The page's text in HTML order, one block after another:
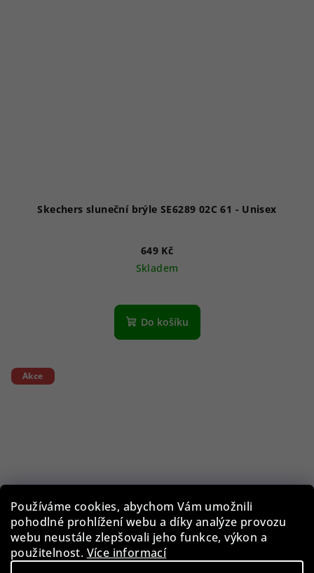
Používáme cookies, abychom Vám umožnili
pohodlné prohlížení webu a díky analýze provozu
webu neustále zlepšovali jeho funkce, výkon a
použitelnost. Více informací
Skechers sluneční brýle SE6289 02C 61 - Unisex
649 Kč
Skladem
Do košíku
Akce